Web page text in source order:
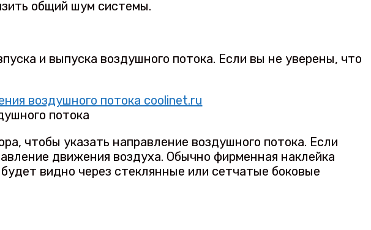
общий шум системы.
и выпуска воздушного потока. Если вы не уверены, что
потока
чтобы указать направление воздушного потока. Если
движения воздуха. Обычно фирменная наклейка
видно через стеклянные или сетчатые боковые